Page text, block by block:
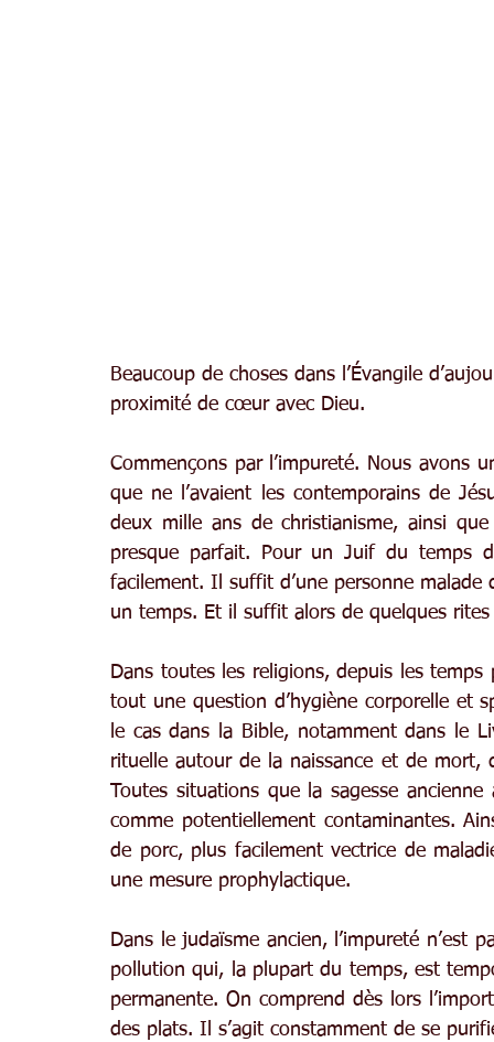
Beaucoup de choses dans l’Évangile
proximité de cœur avec Dieu.
Commençons par l’impureté. Nous avons
que ne l’avaient les contemporains de
deux mille ans de christianisme, ainsi
presque parfait. Pour un Juif du temps
facilement. Il suffit d’une personne
un temps. Et il suffit alors de quelques
Dans toutes les religions, depuis les
tout une question d’hygiène corporelle et
le cas dans la Bible, notamment dans le
rituelle autour de la naissance et de mort,
Toutes situations que la sagesse
comme potentiellement contaminantes.
de porc, plus facilement vectrice de
une mesure prophylactique.
Dans le judaïsme ancien, l’impureté n’est
pollution qui, la plupart du temps, est
permanente. On comprend dès lors
des plats. Il s’agit constamment de se